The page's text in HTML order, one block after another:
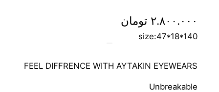
۲.۸۰۰.۰۰۰ تومان
size:47*18*140
FEEL DIFFRENCE WITH AYTAKIN EYEWEARS
Unbreakable